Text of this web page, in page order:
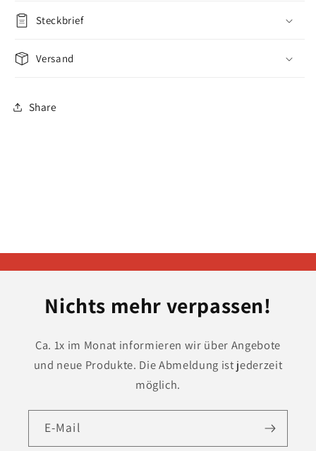
Steckbrief
Versand
Share
Nichts mehr verpassen!
Ca. 1x im Monat informieren wir über Angebote
und neue Produkte. Die Abmeldung ist jederzeit
möglich.
E-Mail